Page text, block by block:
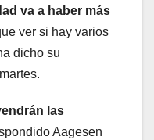
va a haber más
ver si hay varios
dicho su
las
Aagesen